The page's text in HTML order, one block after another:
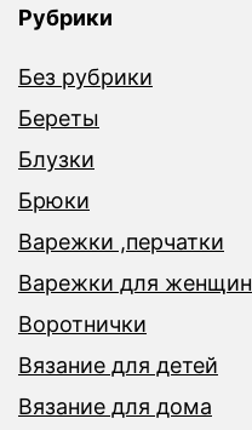
Рубрики
Без рубрики
Береты
Блузки
Брюки
Варежки ,перчатки
Варежки для женщин
Воротнички
Вязание для детей
Вязание для дома